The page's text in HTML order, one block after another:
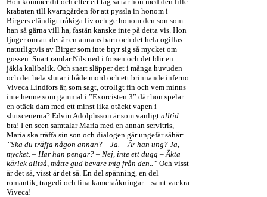
krabaten till kvarngården för att pyssla in honom i
Birgers eländigt tråkiga liv och ge honom den son som
han så gärna vill ha, fastän kanske inte på detta vis. Hon
ljuger om att det är en annans barn och det hela ogillas
naturligtvis av Birger som inte bryr sig så mycket om
gossen. Snart ramlar Nils ned i forsen och det blir en
jäkla kalibalik. Och snart släpper det i många huvuden
och det hela slutar i både mord och ett brinnande inferno.
Viveca Lindfors är, som sagt, otroligt fin och vem minns
inte henne som gammal i ”Exorcisten 3” där hon spelar
en otäck dam med ett minst lika otäckt vapen i
slutscenerna? Edvin Adolphsson är som vanligt alltid
bra! I en scen samtalar Maria med en annan servitris,
Maria ska träffa sin son och dialogen går ungefär såhär:
”Ska du träffa någon annan? – Ja. – Är han ung? Ja,
mycket. – Har han pengar? – Nej, inte ett dugg – Äkta
kärlek alltså, måtte gud bevare mig från den..” Och visst
är det så, visst är det så. En del spänning, en del
romantik, tragedi och fina kameraåkningar – samt vackra
Viveca!